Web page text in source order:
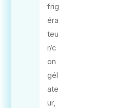
frig
éra
teu
r/c
on
gél
ate
ur,